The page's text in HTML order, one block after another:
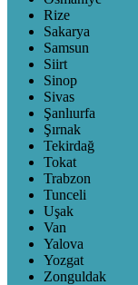
Rize
Sakarya
Samsun
Siirt
Sinop
Sivas
Şanlıurfa
Şırnak
Tekirdağ
Tokat
Trabzon
Tunceli
Uşak
Van
Yalova
Yozgat
Zonguldak